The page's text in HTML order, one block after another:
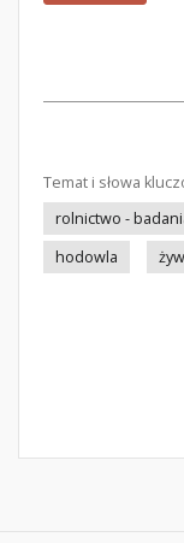
Temat i słowa
rolnictwo -
hodowla